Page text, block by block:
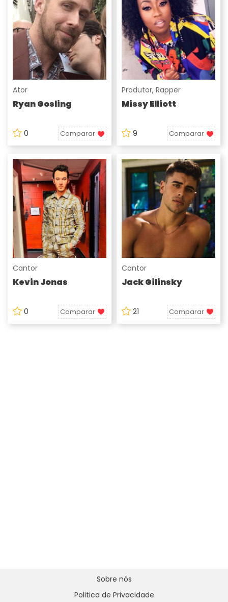
Ator
Ryan Gosling
0 Comparar
Produtor, Rapper
Missy Elliott
9 Comparar
Cantor
Kevin Jonas
0 Comparar
Cantor
Jack Gilinsky
21 Comparar
Sobre nós
Politica de Privacidade